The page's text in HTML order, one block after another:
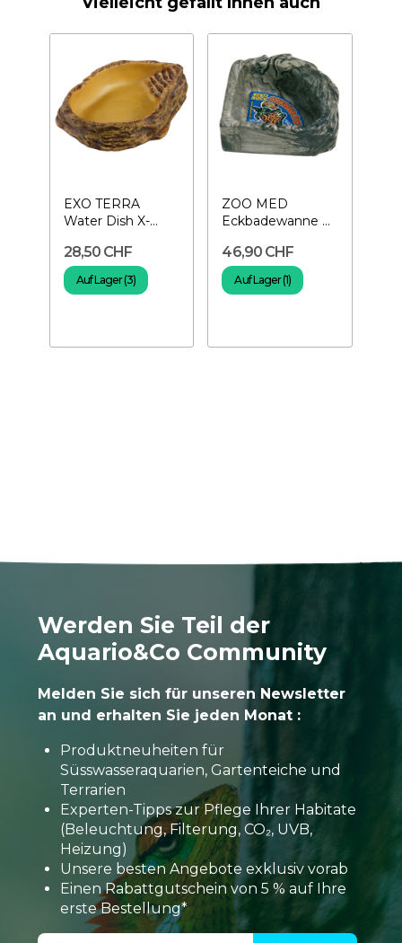
EXO TERRA
Water Dish X-
Wassernapf für
Reptilien
28,50 CHF
Auf Lager (3)
ZOO MED
Eckbadewanne X-
für Reptilien
46,90 CHF
Auf Lager (1)
Werden Sie Teil der
Aquario&Co Community
Melden Sie sich für unseren Newsletter
an und erhalten Sie jeden Monat :
Produktneuheiten für
Süsswasseraquarien, Gartenteiche und
Terrarien
Experten-Tipps zur Pflege Ihrer Habitate
(Beleuchtung, Filterung, CO₂, UVB,
Heizung)
Unsere besten Angebote exklusiv vorab
Einen Rabattgutschein von 5 % auf Ihre
erste Bestellung*